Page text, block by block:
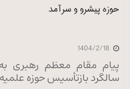
حوزه پیشرو و سرآمد
1404/2/18
پیام مقام معظم رهبری
سالگرد بازتأسیس حوزه